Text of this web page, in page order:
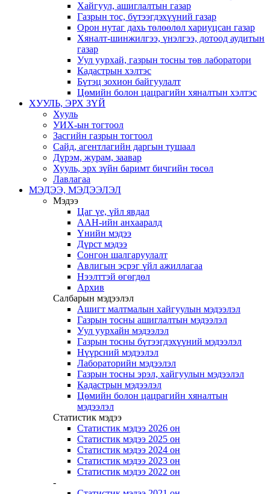
Хайгуул, ашиглалтын газар
Газрын тос, бүтээгдэхүүний газар
Орон нутаг дахь төлөөлөл хариуцсан газар
Хяналт-шинжилгээ, үнэлгээ, дотоод аудитын
газар
Уул уурхай, газрын тосны төв лаборатори
Кадастрын хэлтэс
Бүтэц зохион байгуулалт
Цөмийн болон цацрагийн хяналтын хэлтэс
ХУУЛЬ, ЭРХ ЗҮЙ
Хууль
УИХ-ын тогтоол
Засгийн газрын тогтоол
Сайд, агентлагийн даргын тушаал
Дүрэм, журам, заавар
Хууль, эрх зүйн баримт бичгийн төсөл
Лавлагаа
МЭДЭЭ, МЭДЭЭЛЭЛ
Мэдээ
Цаг үе, үйл явдал
ААН-ийн анхааралд
Үнийн мэдээ
Дүрст мэдээ
Сонгон шалгаруулалт
Авлигын эсрэг үйл ажиллагаа
Нээлттэй өгөгдөл
Архив
Салбарын мэдээлэл
Ашигт малтмалын хайгуулын мэдээлэл
Газрын тосны ашиглалтын мэдээлэл
Уул уурхайн мэдээлэл
Газрын тосны бүтээгдэхүүний мэдээлэл
Нүүрсний мэдээлэл
Лабораторийн мэдээлэл
Газрын тосны эрэл, хайгуулын мэдээлэл
Кадастрын мэдээлэл
Цөмийн болон цацрагийн хяналтын
мэдээлэл
Статистик мэдээ
Статистик мэдээ 2026 он
Статистик мэдээ 2025 он
Статистик мэдээ 2024 он
Статистик мэдээ 2023 он
Статистик мэдээ 2022 он
-